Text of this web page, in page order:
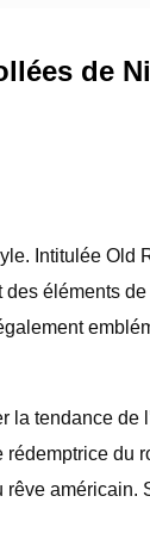
de
Intitulée Old
éléments
la tendance de
du
américain.